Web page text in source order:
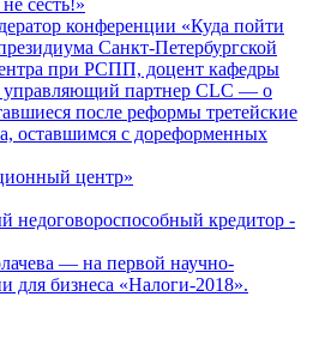
конференции «Куда пойти
Санкт-Петербургской
при РСПП, доцент кафедры
управляющий партнер CLC — о
после реформы третейские
оставшимся с дореформенных
центр»
недоговороспособный кредитор -
— на первой научно-
для бизнеса «Налоги-2018».